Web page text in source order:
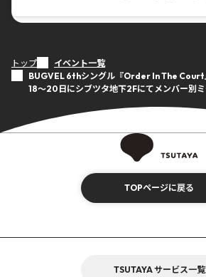
トップ
イベント一覧
BUGVEL 6thシングル『Order In The Court
18～20日にシブツタ地下2Fにてメンバー別ミ
TOPページに戻る
TSUTAYA サービス一覧